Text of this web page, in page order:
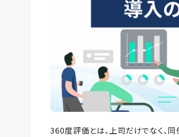
360度評価とは、上司だけでなく、